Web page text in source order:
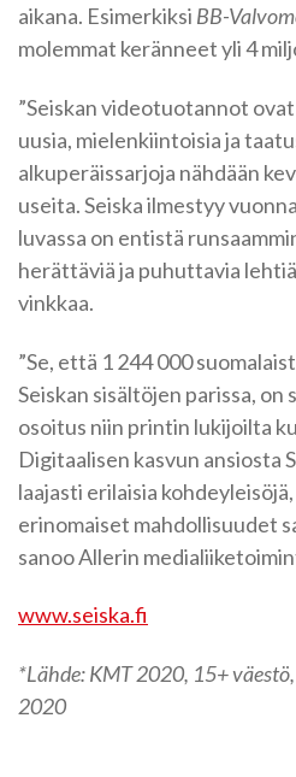
aikana. Esimerkiksi BB-
molemmat keränneet yli 4
”Seiskan videotuotannot
uusia, mielenkiintoisia ja
alkuperäissarjoja nähdään
useita. Seiska ilmestyy
luvassa on entistä
herättäviä ja puhuttavia
vinkkaa.
”Se, että 1 244 000
Seiskan sisältöjen parissa,
osoitus niin printin lukijoilta
Digitaalisen kasvun ansiosta
laajasti erilaisia
erinomaiset mahdollisuudet
sanoo Allerin
www.seiska.fi
*Lähde: KMT 2020, 15+
2020